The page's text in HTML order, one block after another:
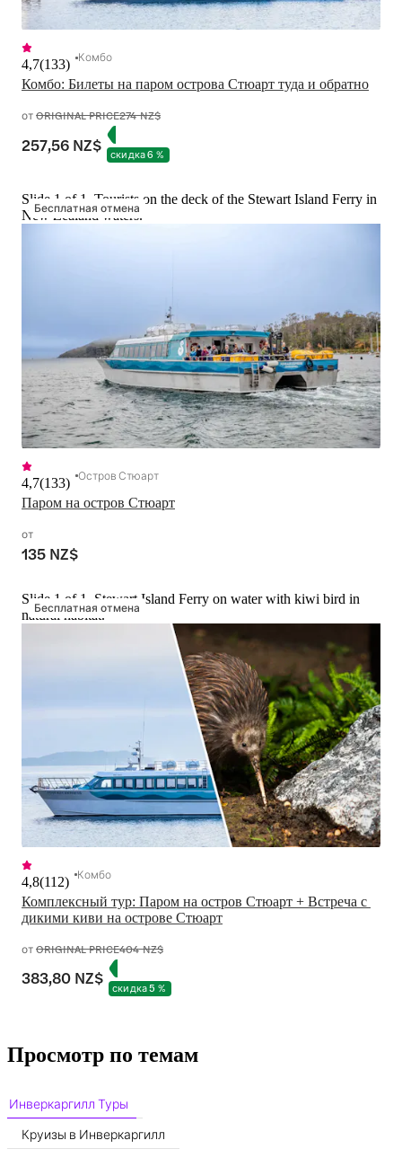
Комбо: Билеты на паром острова Стюарт туда и обратно
4,7(133) Комбо
отORIGINAL PRICE274 NZ$
257,56 NZ$ скидка 6 %
Бесплатная отмена
Slide 1 of 1, Tourists on the deck of the Stewart Island Ferry in
New Zealand waters.
Паром на остров Стюарт
4,7(133) Остров Стюарт
от
135 NZ$
Бесплатная отмена
Slide 1 of 1, Stewart Island Ferry on water with kiwi bird in
natural habitat.
Комплексный тур: Паром на остров Стюарт + Встреча с
дикими киви на острове Стюарт
4,8(112) Комбо
отORIGINAL PRICE404 NZ$
383,80 NZ$ скидка 5 %
Просмотр по темам
Инверкаргилл Туры
Круизы в Инверкаргилл